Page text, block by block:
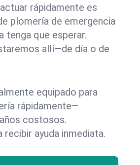
rápidamente es
plomería de emergencia
tenga que esperar.
allí—de día o de
equipado para
rápidamente—
costosos.
ayuda inmediata.